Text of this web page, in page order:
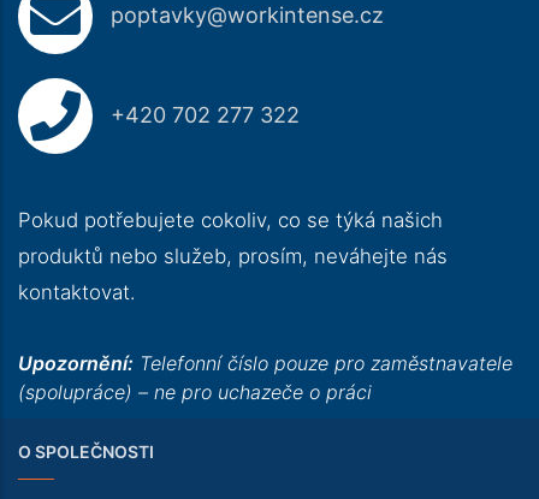
poptavky@workintense.cz
+420 702 277 322
Pokud potřebujete cokoliv, co se týká našich
produktů nebo služeb, prosím, neváhejte nás
kontaktovat.
Upozornění: Telefonní číslo pouze pro zaměstnavatele
(spolupráce) – ne pro uchazeče o práci
O SPOLEČNOSTI